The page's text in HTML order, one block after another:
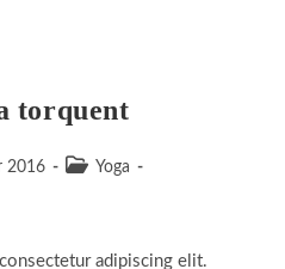
torquent
2016
Beitrags-
Yoga
adipiscing elit.